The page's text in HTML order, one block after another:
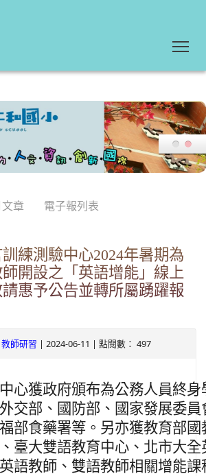
文章 電子報列表
練測驗中心2024年暑期為
開設之「英語增能」線上
惠予公告並轉所屬踴躍報
教師研習 | 2024-06-11 | 點閱數： 497
心獲政府頒布為公務人員終
交部、國防部、國家發展委
部食藥署等。另亦獲教育部
臺大雙語教育中心、北市大
語教師、雙語教師相關增能課